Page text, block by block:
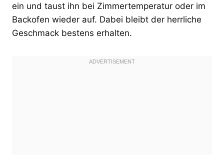
ein und taust ihn bei Zimmertemperatur oder im
Backofen wieder auf. Dabei bleibt der herrliche
Geschmack bestens erhalten.